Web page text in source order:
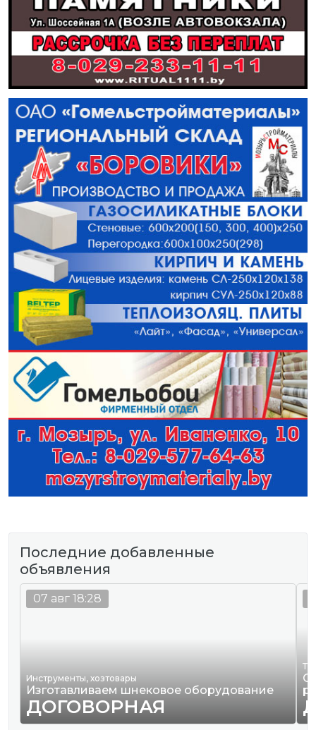
Последние добавленные
объявления
Инструменты, хозтовары
Изготавливаем шнековое оборудование
ДОГОВОРНАЯ
07 авг 18:28